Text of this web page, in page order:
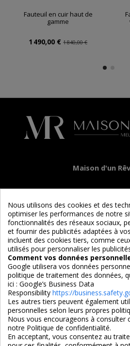
Fauteuil en cuir haut de
gamme
1 490,00 €1 840,00 €
Maison d'un
Informations
Services
Nous suivre
4,7/5
Nous utilisons des cookies et des
optimiser les performances de notre
fonctionnalités des réseaux sociaux,
et fournir des publicités adaptées à
incluent des cookies tiers, comme
utilisés pour personnaliser les
Comment vos données
Google utilisera vos données
politique de traitement des données,
ici : Google’s Business Data
Responsibility https://
Les autres tiers peuvent également
personnelles selon leurs propres
Nous vous encourageons à consulter
notre Politique de confidentialité.
En acceptant, vous consentez au